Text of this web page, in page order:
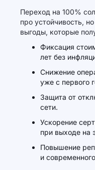
Переход на 100%
про устойчивость,
выгоды, которые
Фиксация
лет без
Снижение
уже с первого
Защита от
сети.
Ускорение
при выходе на
Повышение
и